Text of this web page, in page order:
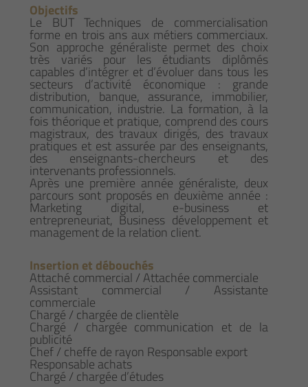
Objectifs
Le BUT Techniques de commercialisation
forme en trois ans aux métiers commerciaux.
Son approche généraliste permet des choix
très variés pour les étudiants diplômés
capables d’intégrer et d’évoluer dans tous les
secteurs d’activité économique : grande
distribution, banque, assurance, immobilier,
communication, industrie. La formation, à la
fois théorique et pratique, comprend des cours
magistraux, des travaux dirigés, des travaux
pratiques et est assurée par des enseignants,
des enseignants-chercheurs et des
intervenants professionnels.
Après une première année généraliste, deux
parcours sont proposés en deuxième année :
Marketing digital, e-business et
entrepreneuriat, Business développement et
management de la relation client.
Insertion et débouchés
Attaché commercial / Attachée commerciale
Assistant commercial / Assistante
commerciale
Chargé / chargée de clientèle
Chargé / chargée communication et de la
publicité
Chef / cheffe de rayon Responsable export
Responsable achats
Chargé / chargée d’études